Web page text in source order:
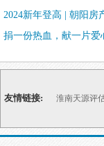
2024新年登高 | 朝阳房
捐一份热血，献一片爱
友情链接: 淮南天源评